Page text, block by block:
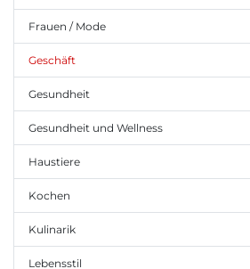
Frauen / Mode
Geschäft
Gesundheit
Gesundheit und Wellness
Haustiere
Kochen
Kulinarik
Lebensstil